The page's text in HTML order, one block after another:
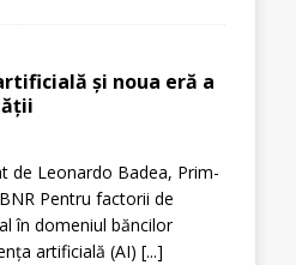
și noua eră a
de Leonardo Badea, Prim-
Pentru factorii de
în domeniul băncilor
artificială (AI) [...]